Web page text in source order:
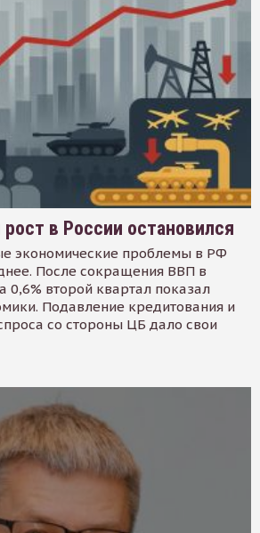
в России остановился
экономические проблемы в РФ
После сокращения ВВП в
0,6% второй квартал показал
Подавление кредитования и
со стороны ЦБ дало свои